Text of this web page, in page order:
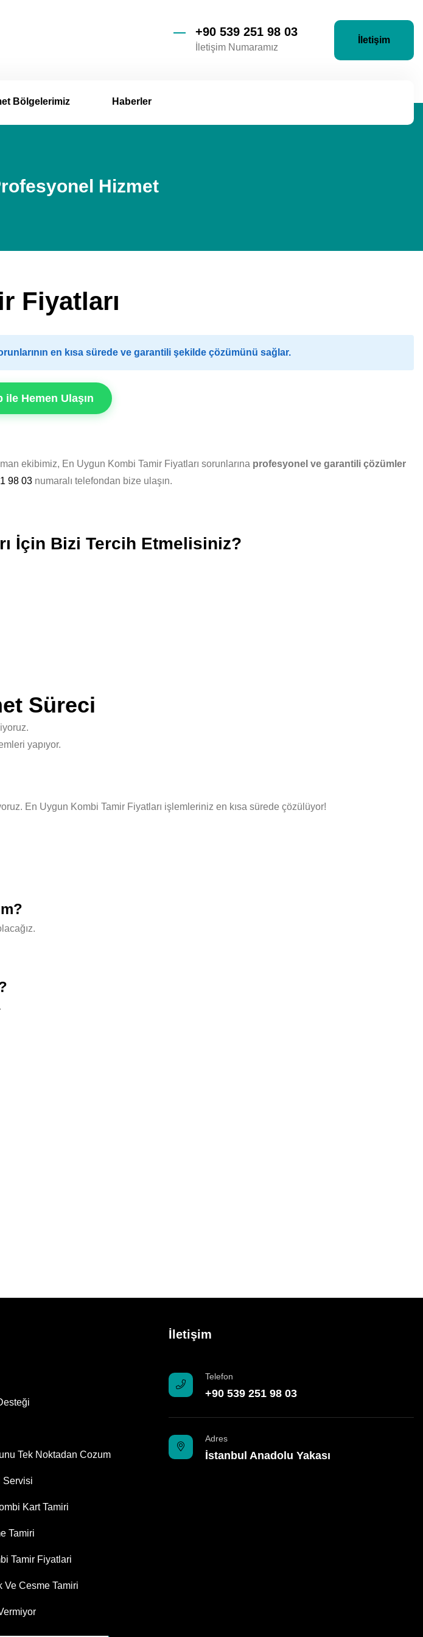
+90 539 251 98 03
İletişim Numaramız
İletişim
Bölgelerimiz Haberler
Hizmet
Fiyatları
en kısa sürede ve garantili şekilde çözümünü sağlar.
ile Hemen Ulaşın
ekibimiz, En Uygun Kombi Tamir Fiyatları sorunlarına profesyonel ve garantili çözümler
98 03 numaralı telefondan bize ulaşın.
İçin Bizi Tercih Etmelisiniz?
Süreci
yapıyor.
En Uygun Kombi Tamir Fiyatları işlemleriniz en kısa sürede çözülüyor!
Tek Noktadan Cozum
Servisi
Kart Tamiri
Tamiri
Tamir Fiyatlari
Ve Cesme Tamiri
İletişim
Telefon
+90 539 251 98 03
Adres
İstanbul Anadolu Yakası